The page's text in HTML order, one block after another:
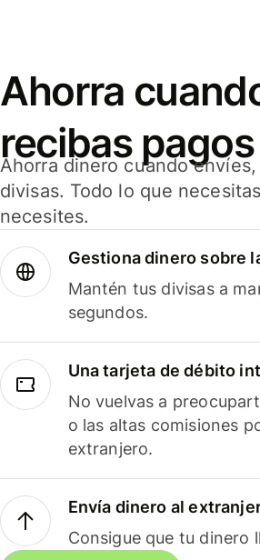
Ahorra
recibas pagos
Ahorra dinero cuando
divisas. Todo lo que
necesites.
Gestiona dinero sobre
Mantén tus divisas a
segundos.
Una tarjeta de débito
No vuelvas a
o las altas comisiones
extranjero.
Envía dinero al
Consigue que tu dinero